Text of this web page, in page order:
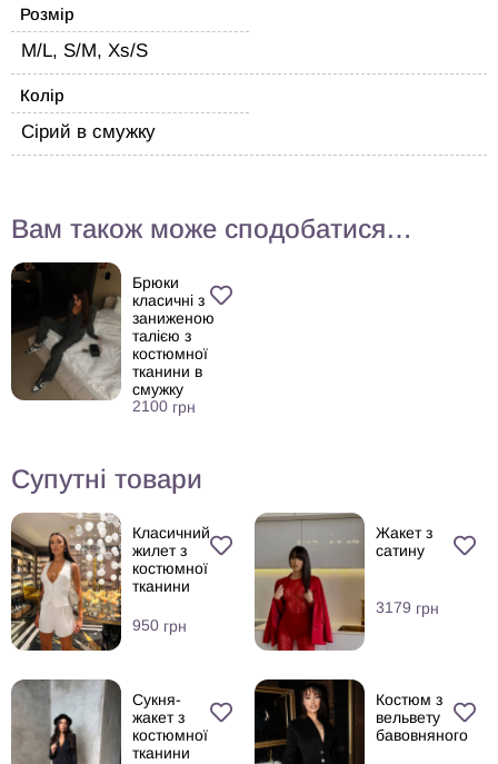
Розмір
M/L, S/M, Xs/S
Колір
Сірий в смужку
Вам також може сподобатися…
Брюки
класичні з
заниженою
талією з
костюмної
тканини в
смужку
2100 грн
Супутні товари
Класичний
жилет з
костюмної
тканини
950 грн
Жакет з
сатину
3179 грн
Сукня-
жакет з
костюмної
тканини
Костюм з
вельвету
бавовняного